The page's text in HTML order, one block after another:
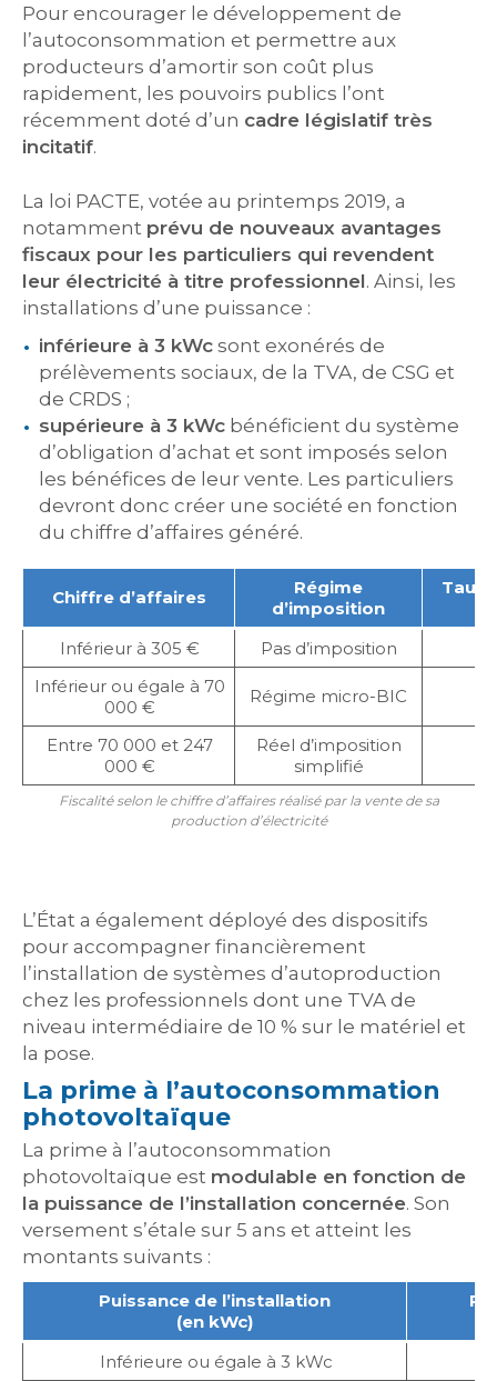
Pour encourager le développement de
l’autoconsommation et permettre aux
producteurs d’amortir son coût plus
rapidement, les pouvoirs publics l’ont
récemment doté d’un cadre législatif très
incitatif.
La loi PACTE, votée au printemps 2019, a
notamment prévu de nouveaux avantages
fiscaux pour les particuliers qui revendent
leur électricité à titre professionnel. Ainsi, les
installations d’une puissance :
inférieure à 3 kWc sont exonérés de
prélèvements sociaux, de la TVA, de CSG et
de CRDS ;
supérieure à 3 kWc bénéficient du système
d’obligation d’achat et sont imposés selon
les bénéfices de leur vente. Les particuliers
devront donc créer une société en fonction
du chiffre d’affaires généré.
Chiffre d’affaires
Régime
d’imposition
Taux
Inférieur à 305 €
Pas d’imposition
Inférieur ou égale à 70
000 €
Régime micro-BIC
Entre 70 000 et 247
000 €
Réel d’imposition
simplifié
Fiscalité selon le chiffre d’affaires réalisé par la vente de sa
production d’électricité
L’État a également déployé des dispositifs
pour accompagner financièrement
l’installation de systèmes d’autoproduction
chez les professionnels dont une TVA de
niveau intermédiaire de 10 % sur le matériel et
la pose.
La prime à l’autoconsommation
photovoltaïque
La prime à l’autoconsommation
photovoltaïque est modulable en fonction de
la puissance de l’installation concernée. Son
versement s’étale sur 5 ans et atteint les
montants suivants :
Puissance de l’installation
(en kWc)
Inférieure ou égale à 3 kWc